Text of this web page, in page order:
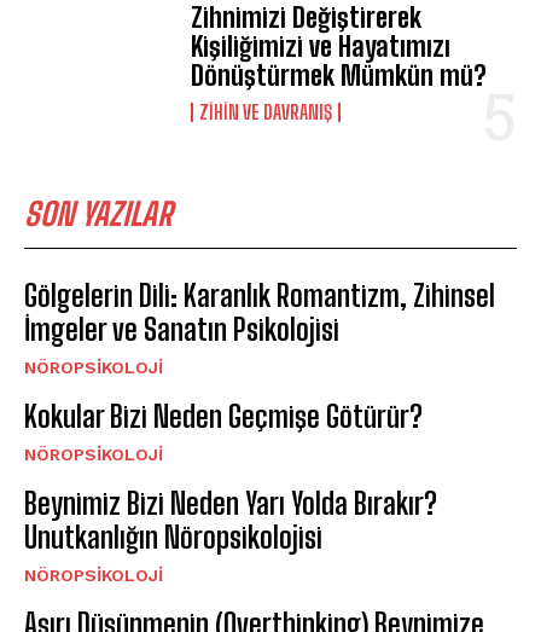
Zihnimizi Değiştirerek
Kişiliğimizi ve Hayatımızı
Dönüştürmek Mümkün mü?
⁠ZIHIN VE DAVRANIŞ
SON YAZILAR
Gölgelerin Dili: Karanlık Romantizm, Zihinsel
İmgeler ve Sanatın Psikolojisi
NÖROPSIKOLOJI
Kokular Bizi Neden Geçmişe Götürür?
NÖROPSIKOLOJI
Beynimiz Bizi Neden Yarı Yolda Bırakır?
Unutkanlığın Nöropsikolojisi
NÖROPSIKOLOJI
Aşırı Düşünmenin (Overthinking) Beynimize